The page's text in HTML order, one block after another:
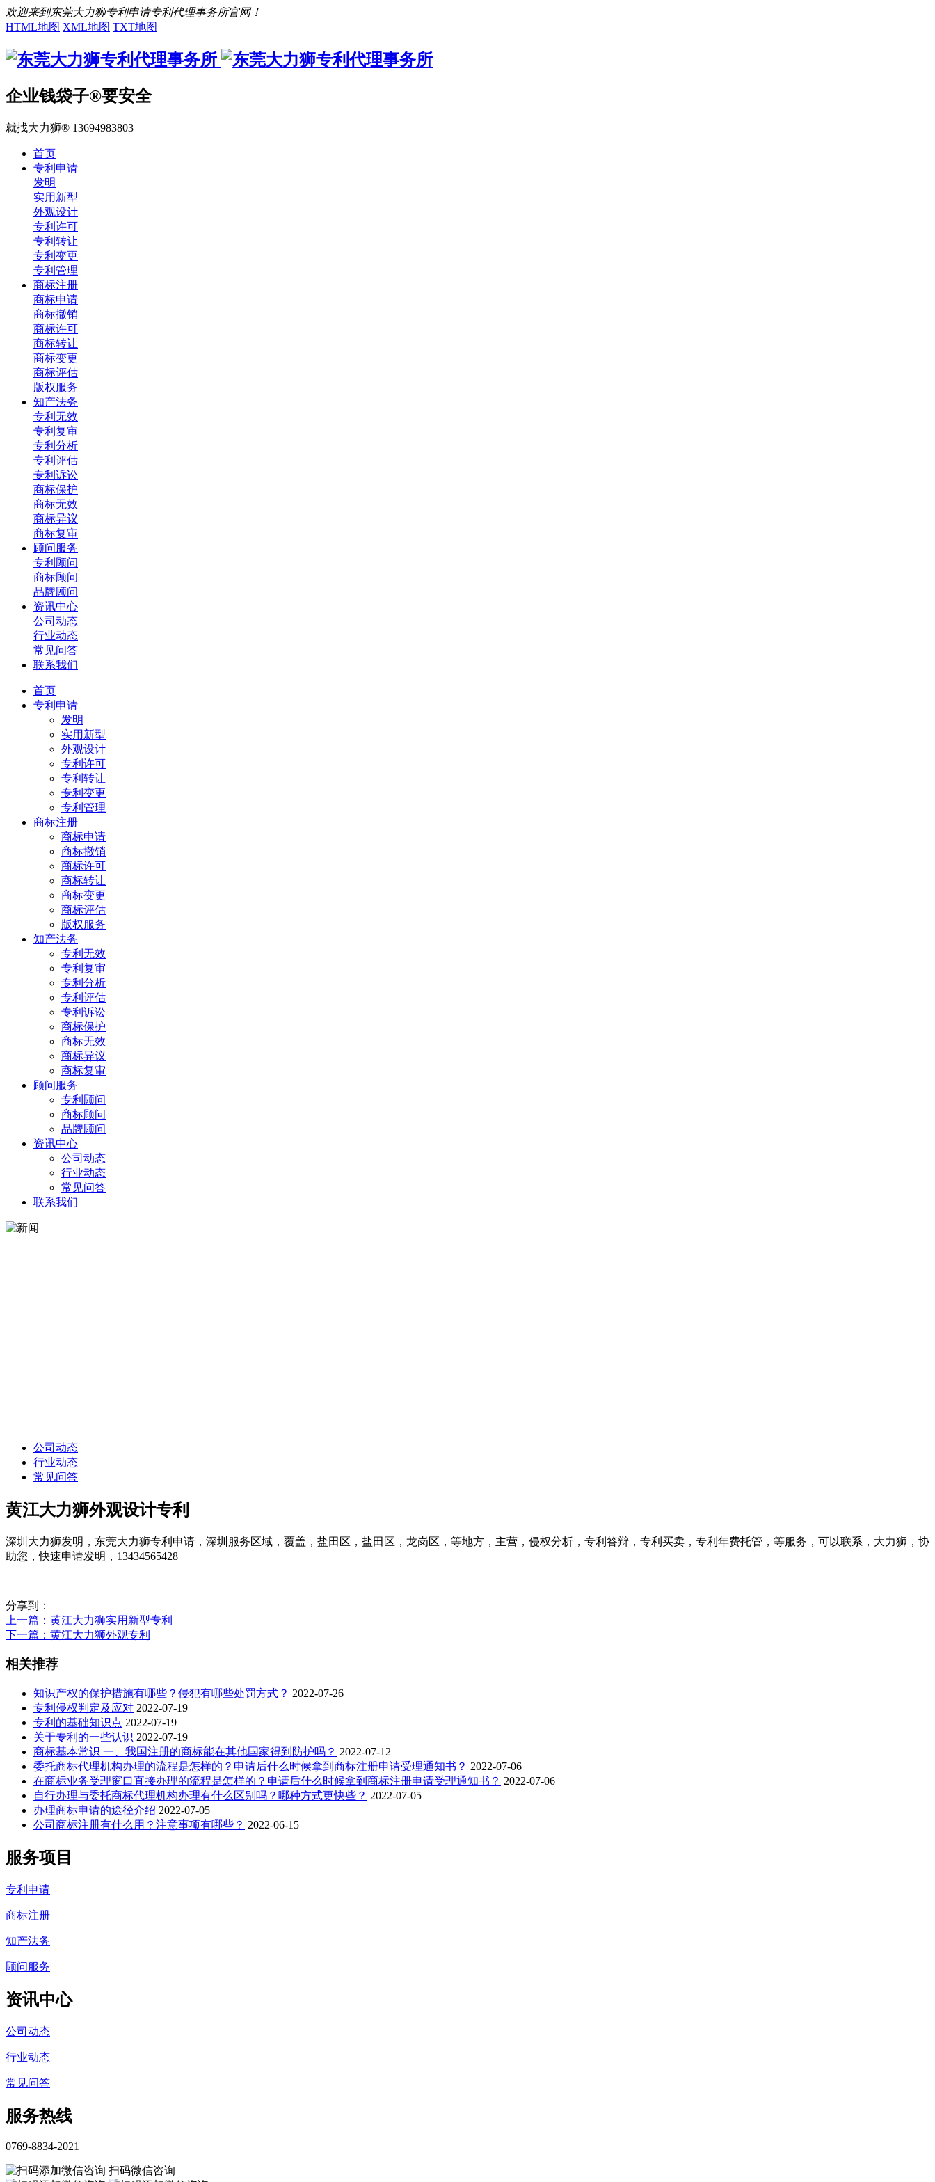
欢迎来到东莞大力狮专利申请专利代理事务所官网！
HTML地图 XML地图 TXT地图
企业钱袋子®要安全
就找大力狮® 13694983803
首页
专利申请
发明
实用新型
外观设计
专利许可
专利转让
专利变更
专利管理
商标注册
商标申请
商标撤销
商标许可
商标转让
商标变更
商标评估
版权服务
知产法务
专利无效
专利复审
专利分析
专利评估
专利诉讼
商标保护
商标无效
商标异议
商标复审
顾问服务
专利顾问
商标顾问
品牌顾问
资讯中心
公司动态
行业动态
常见问答
联系我们
首页
专利申请
发明
实用新型
外观设计
专利许可
专利转让
专利变更
专利管理
商标注册
商标申请
商标撤销
商标许可
商标转让
商标变更
商标评估
版权服务
知产法务
专利无效
专利复审
专利分析
专利评估
专利诉讼
商标保护
商标无效
商标异议
商标复审
顾问服务
专利顾问
商标顾问
品牌顾问
资讯中心
公司动态
行业动态
常见问答
联系我们
公司动态
行业动态
常见问答
黄江大力狮外观设计专利
深圳大力狮发明，东莞大力狮专利申请，深圳服务区域，覆盖，盐田区，盐田区，龙岗区，等地方，主营，侵权分析，专利答辩，专利买卖，专利年费托管，等服务，可以联系，大力狮，协
助您，快速申请发明，13434565428
分享到：
上一篇 ：黄江大力狮实用新型专利
下一篇 ：黄江大力狮外观专利
相关推荐
知识产权的保护措施有哪些？侵犯有哪些处罚方式？ 2022-07-26
专利侵权判定及应对 2022-07-19
专利的基础知识点 2022-07-19
关于专利的一些认识 2022-07-19
商标基本常识 一、我国注册的商标能在其他国家得到防护吗？ 2022-07-12
委托商标代理机构办理的流程是怎样的？申请后什么时候拿到商标注册申请受理通知书？ 2022-07-06
在商标业务受理窗口直接办理的流程是怎样的？申请后什么时候拿到商标注册申请受理通知书？ 2022-07-06
自行办理与委托商标代理机构办理有什么区别吗？哪种方式更快些？ 2022-07-05
办理商标申请的途径介绍 2022-07-05
公司商标注册有什么用？注意事项有哪些？ 2022-06-15
服务项目
专利申请
商标注册
知产法务
顾问服务
资讯中心
公司动态
行业动态
常见问答
服务热线
0769-8834-2021
扫码微信咨询